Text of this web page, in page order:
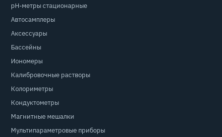
pH-метры стационарные
Автосамплеры
Аксессуары
Бассейны
Иономеры
Калибровочные растворы
Колориметры
Кондуктометры
Магнитные мешалки
Мультипараметровые приборы